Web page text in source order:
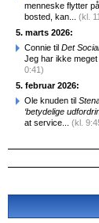
menneske flytter
bosted, kan... (kl.
5. marts 2026:
Connie til Det
Jeg har ikke meget
0:41)
5. februar 2026:
Ole knuden til
‘betydelige
at service... (kl.